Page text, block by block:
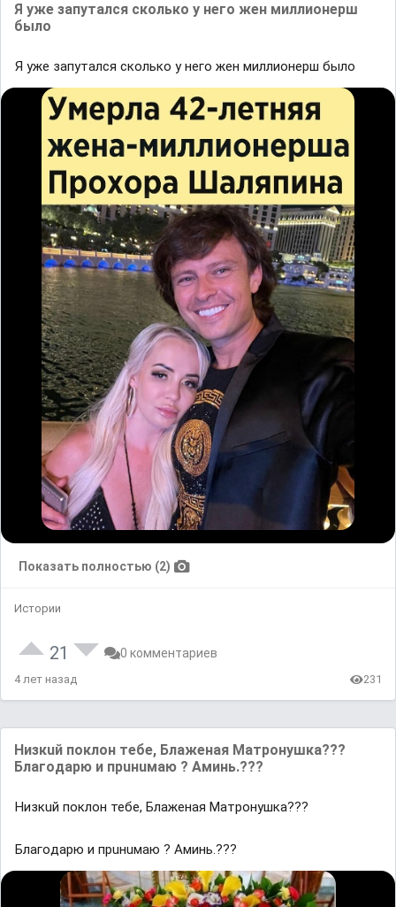
Я уже запутался сколько у него жен миллионерш
было
Я уже запутался сколько у него жен миллионерш было
Показать полностью (2)
Истории
21 0 комментариев
4 лет назад 231
Низкuй поклон тебе, Блаженaя Матронушкa???
Блaгoдарю и прuнuмаю ? Аминь.???
Низкuй поклон тебе, Блаженaя Матронушкa???
Блaгoдарю и прuнuмаю ? Аминь.???